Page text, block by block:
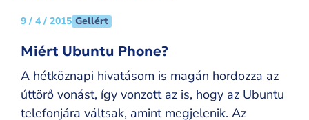
9 / 4 / 2015 Gellért
Miért Ubuntu Phone?
A hétköznapi hivatásom is magán hordozza az
úttörő vonást, így vonzott az is, hogy az Ubuntu
telefonjára váltsak, amint megjelenik. Az